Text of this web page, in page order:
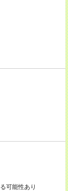
可能性あり